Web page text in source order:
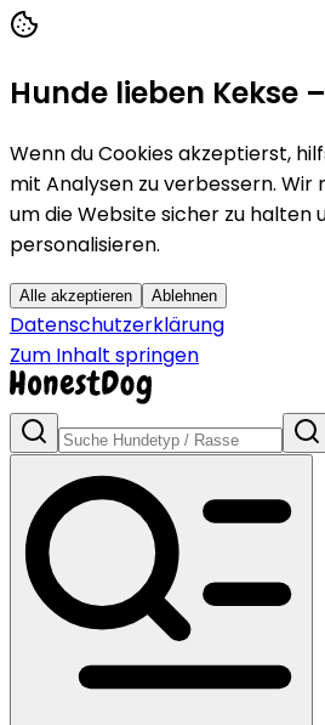
Hunde lieben Kekse
Wenn du Cookies akzeptierst,
mit Analysen zu verbessern. Wir
um die Website sicher zu halten
personalisieren.
Alle akzeptieren Ablehnen
Datenschutzerklärung
Zum Inhalt springen